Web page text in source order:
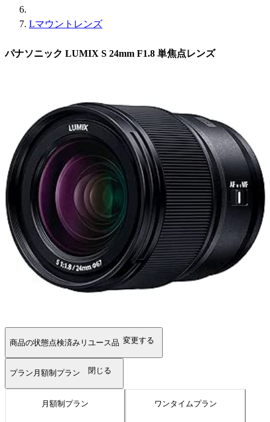
Lマウントレンズ
パナソニック LUMIX S 24mm F1.8 単焦点レンズ
商品の状態点検済みリユース品 変更する
プラン 月額制プラン 閉じる
月額制プラン ワンタイムプラン